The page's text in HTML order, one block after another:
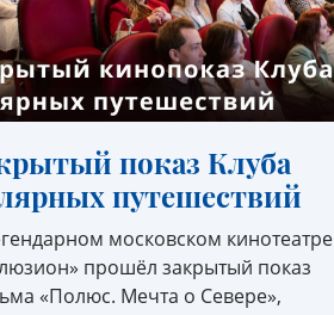
показ Клуба
путешествий
московском кинотеатре
прошёл закрытый показ
«Полюс. Мечта о Севере»,